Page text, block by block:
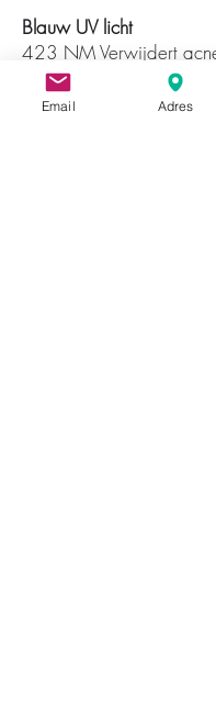
Blauw UV licht
423 NM Verwijdert
talg activiteit, elimineert
en verbetert de vette huid.
Email Adres